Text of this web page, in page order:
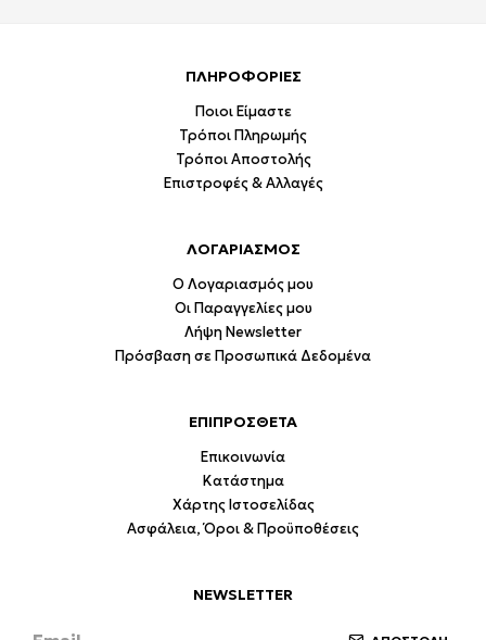
ΠΛΗΡΟΦΟΡΙΕΣ
Ποιοι Είμαστε
Τρόποι Πληρωμής
Τρόποι Αποστολής
Επιστροφές & Αλλαγές
ΛΟΓΑΡΙΑΣΜΟΣ
Ο Λογαριασμός μου
Οι Παραγγελίες μου
Λήψη Newsletter
Πρόσβαση σε Προσωπικά Δεδομένα
ΕΠΙΠΡΟΣΘΕΤΑ
Επικοινωνία
Κατάστημα
Χάρτης Ιστοσελίδας
Ασφάλεια, Όροι & Προϋποθέσεις
NEWSLETTER